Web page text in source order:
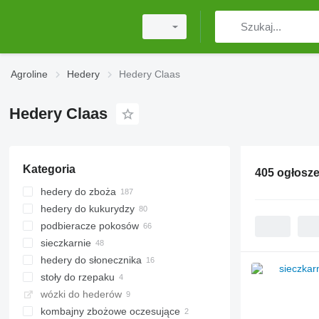
Agroline Hedery Hedery Claas
Hedery Claas
Kategoria
hedery do zboża
hedery do kukurydzy
podbieracze pokosów
sieczkarnie
hedery do słonecznika
stoły do rzepaku
wózki do hederów
kombajny zbożowe oczesujące
405